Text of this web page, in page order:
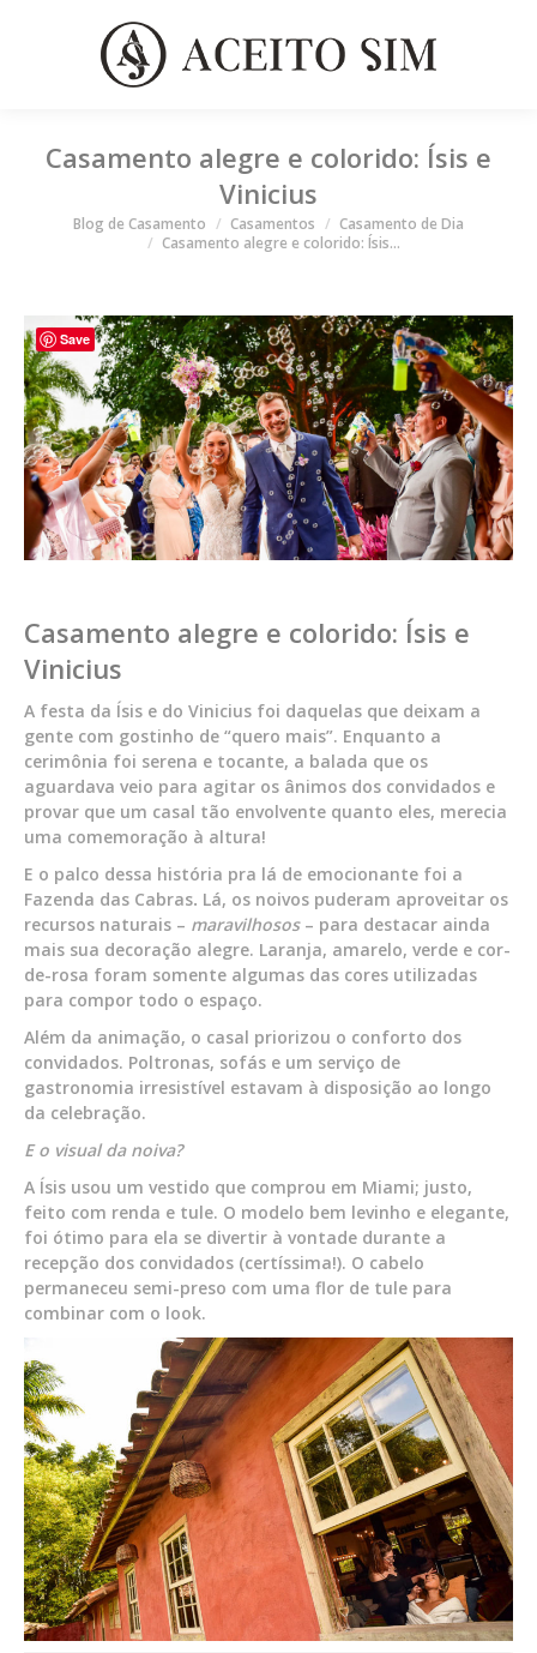
Casamento alegre e colorido: Ísis e
Vinicius
Você está aqui
Blog de Casamento Casamentos
Casamento de Dia
Casamento alegre e colorido: Ísis…
Casamento alegre e colorido: Ísis e
Vinicius
A festa da Ísis e do Vinicius foi daquelas que deixam a
gente com gostinho de “quero mais”. Enquanto a
cerimônia foi serena e tocante, a balada que os
aguardava veio para agitar os ânimos dos convidados e
provar que um casal tão envolvente quanto eles, merecia
uma comemoração à altura!
E o palco dessa história pra lá de emocionante foi a
Fazenda das Cabras. Lá, os noivos puderam aproveitar os
recursos naturais – maravilhosos– para destacar ainda
mais sua decoração alegre. Laranja, amarelo, verde e cor-
de-rosa foram somente algumas das cores utilizadas
para compor todo o espaço.
Além da animação, o casal priorizou o conforto dos
convidados. Poltronas, sofás e um serviço de
gastronomia irresistível estavam à disposição ao longo
da celebração.
E o visual da noiva?
A Ísis usou um vestido que comprou em Miami; justo,
feito com renda e tule. O modelo bem levinho e elegante,
foi ótimo para ela se divertir à vontade durante a
recepção dos convidados (certíssima!). O cabelo
permaneceu semi-preso com uma flor de tule para
combinar com o look.
Save